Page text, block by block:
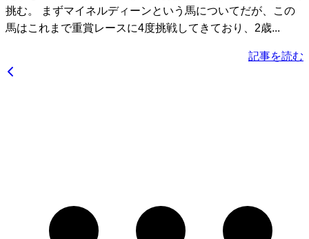
挑む。 まずマイネルディーンという馬についてだが、この
馬はこれまで重賞レースに4度挑戦してきており、2歳...
記事を読む